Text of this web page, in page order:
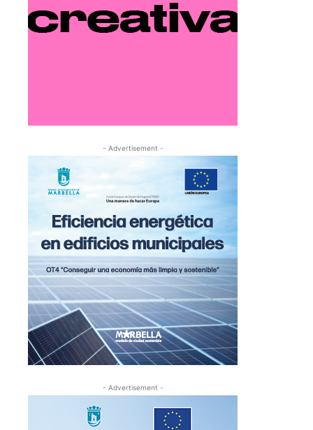
- Advertisement -
- Advertisement -